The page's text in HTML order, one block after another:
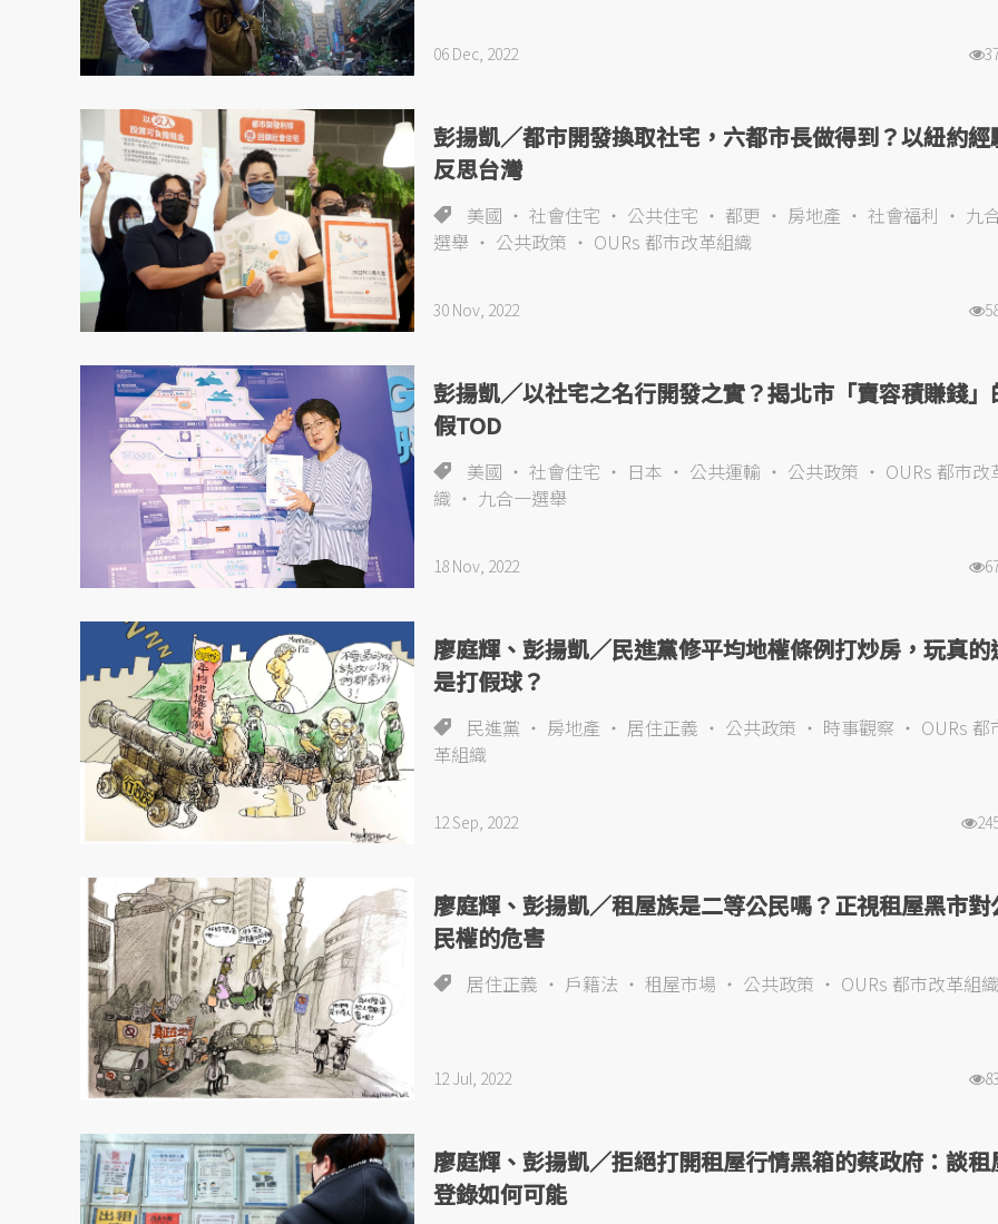
06 Dec, 2022
彭揚凱／都市開發換取社宅，六都市長做得到？以紐約經
反思台灣
美國 社會住宅 公共住宅 都更 房地產 社會福利
九
選舉
公共政策 OURs 都市改革組織
30 Nov, 2022
彭揚凱／以社宅之名行開發之實？揭北市「賣容積賺錢」
假TOD
美國 社會住宅 日本 公共運輸 公共政策
OURs 都市改
織
九合一選舉
18 Nov, 2022
廖庭輝、彭揚凱／民進黨修平均地權條例打炒房，玩真的
是打假球？
民進黨 房地產 居住正義 公共政策 時事觀察
OURs 都
革組織
12 Sep, 2022
廖庭輝、彭揚凱／租屋族是二等公民嗎？正視租屋黑市對
民權的危害
居住正義 戶籍法 租屋市場 公共政策 OURs 都市改革組織
12 Jul, 2022
廖庭輝、彭揚凱／拒絕打開租屋行情黑箱的蔡政府：談租
登錄如何可能